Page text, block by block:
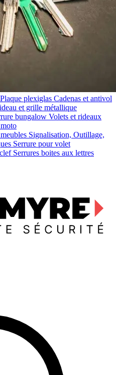
Plaque plexiglas Cadenas et antivol
et grille métallique
bungalow Volets et rideaux
Signalisation, Outillage,
Serrure pour volet
Serrures boites aux lettres